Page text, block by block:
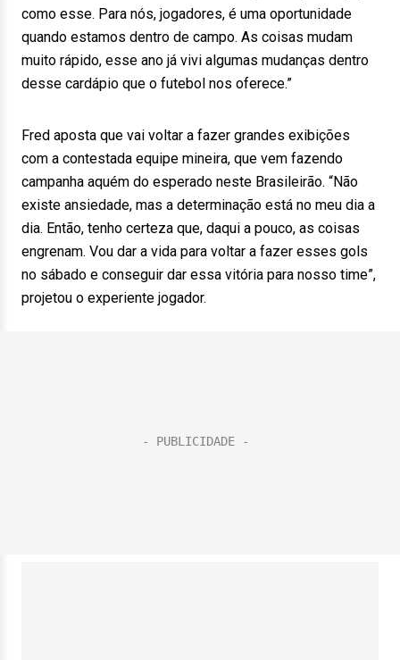
como esse. Para nós, jogadores, é uma oportunidade
quando estamos dentro de campo. As coisas mudam
muito rápido, esse ano já vivi algumas mudanças dentro
desse cardápio que o futebol nos oferece.”
Fred aposta que vai voltar a fazer grandes exibições
com a contestada equipe mineira, que vem fazendo
campanha aquém do esperado neste Brasileirão. “Não
existe ansiedade, mas a determinação está no meu dia a
dia. Então, tenho certeza que, daqui a pouco, as coisas
engrenam. Vou dar a vida para voltar a fazer esses gols
no sábado e conseguir dar essa vitória para nosso time”,
projetou o experiente jogador.